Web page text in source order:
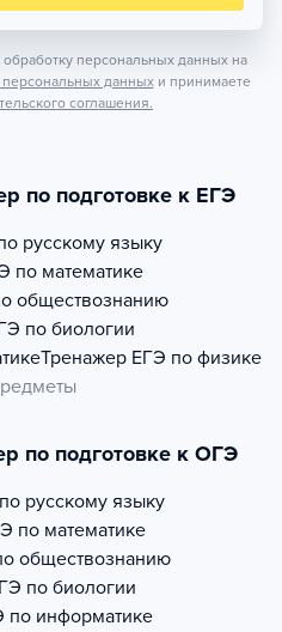
персональных данных на
персональных данных и принимаете
соглашения.
по подготовке к ЕГЭ
русскому языку
по математике
обществознанию
по биологии
Тренажер ЕГЭ по физике
по подготовке к ОГЭ
русскому языку
по математике
обществознанию
по биологии
по информатике